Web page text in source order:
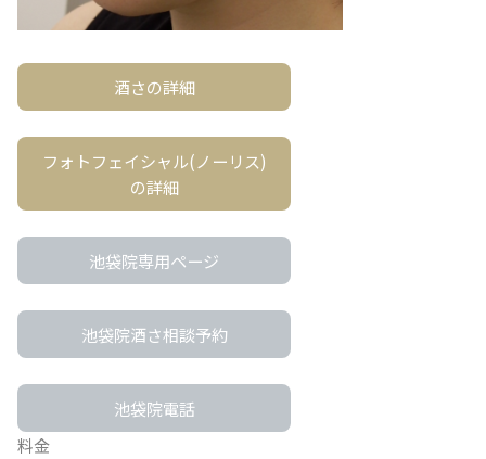
酒さの詳細
フォトフェイシャル(ノーリス)
の詳細
池袋院専用ページ
池袋院酒さ相談予約
池袋院電話
料金